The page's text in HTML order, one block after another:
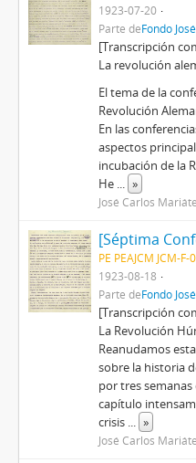
1923-07-20
Parte deFondo
[Transcripción
La revolución
El tema de la
Revolución
En las
aspectos
incubación de la
He ... »
José Carlos
PE PEAJCM JCM-
1923-08-18
Parte deFondo
[Transcripción
La Revolución
Reanudamos
sobre la historia
por tres semanas
capítulo
crisis ... »
José Carlos